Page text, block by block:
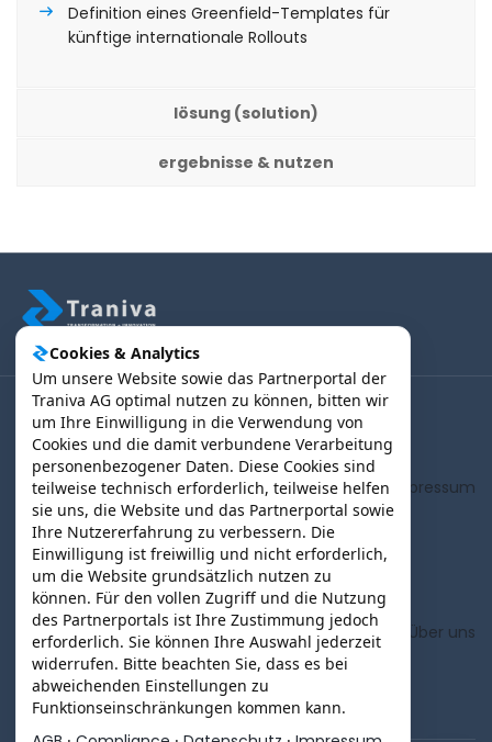
Cookies & Analytics
Um unsere Website sowie das Partnerportal der
Traniva AG optimal nutzen zu können, bitten wir
um Ihre Einwilligung in die Verwendung von
Cookies und die damit verbundene Verarbeitung
personenbezogener Daten. Diese Cookies sind
teilweise technisch erforderlich, teilweise helfen
sie uns, die Website und das Partnerportal sowie
Ihre Nutzererfahrung zu verbessern. Die
Einwilligung ist freiwillig und nicht erforderlich,
um die Website grundsätzlich nutzen zu
können. Für den vollen Zugriff und die Nutzung
des Partnerportals ist Ihre Zustimmung jedoch
erforderlich. Sie können Ihre Auswahl jederzeit
widerrufen. Bitte beachten Sie, dass es bei
abweichenden Einstellungen zu
Funktionseinschränkungen kommen kann.
Definition eines Greenfield-Templates für
künftige internationale Rollouts
lösung (solution)
ergebnisse & nutzen
(B2B) Kunden | Partner > Login
AGB Impressum
Datenschutz
Partner werden Über uns